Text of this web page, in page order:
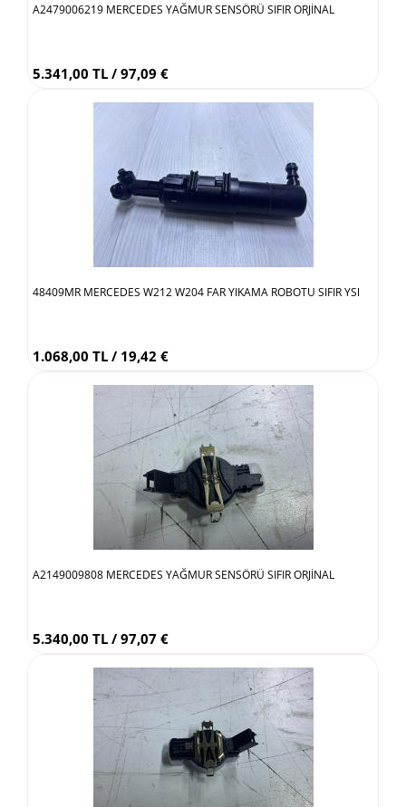
A2479006219 MERCEDES YAĞMUR SENSÖRÜ SIFIR ORJİNAL
5.341,00 TL / 97,09 €
48409MR MERCEDES W212 W204 FAR YIKAMA ROBOTU SIFIR YSl
1.068,00 TL / 19,42 €
A2149009808 MERCEDES YAĞMUR SENSÖRÜ SIFIR ORJİNAL
5.340,00 TL / 97,07 €